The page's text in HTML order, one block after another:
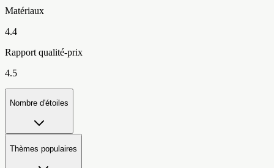
Matériaux
4.4
Rapport qualité-prix
4.5
Nombre d'étoiles
Thèmes populaires